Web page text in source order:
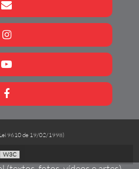
9610 de 19/02/1998)
W3C